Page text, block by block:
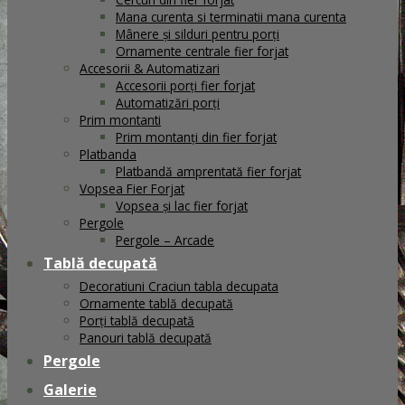
Mana curenta si terminatii mana curenta
Mânere și silduri pentru porți
Ornamente centrale fier forjat
Accesorii & Automatizari
Accesorii porți fier forjat
Automatizări porți
Prim montanti
Prim montanți din fier forjat
Platbanda
Platbandă amprentată fier forjat
Vopsea Fier Forjat
Vopsea și lac fier forjat
Pergole
Pergole – Arcade
Tablă decupată
Decoratiuni Craciun tabla decupata
Ornamente tablă decupată
Porți tablă decupată
Panouri tablă decupată
Pergole
Galerie